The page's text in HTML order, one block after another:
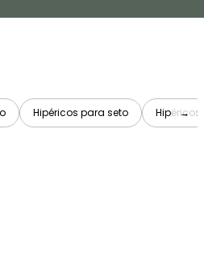
Hipéricos para seto →